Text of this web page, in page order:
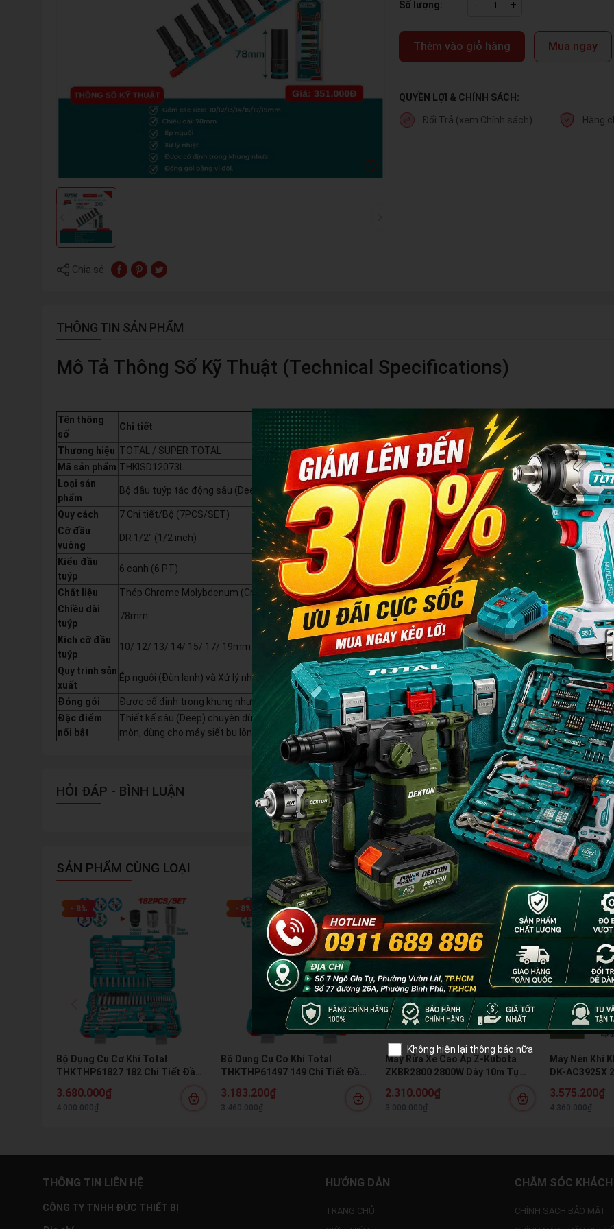
Chia sẻ
Số lượng: - +
Thêm vào giỏ hàng Mua ngay
QUYỀN LỢI & CHÍNH SÁCH:
Đổi Trả (xem Chính sách) Hàng
THÔNG TIN SẢN PHẨM
Mô Tả Thông Số Kỹ Thuật (Technical Specifications)
Tên thông
số
Chi tiết
Thương hiệu TOTAL / SUPER TOTAL
Mã sản phẩm THKISD12073L
Loại sản
phẩm
Bộ đầu tuýp tác động sâu (Deep Impact Socket Set)
Quy cách
7 Chi tiết/Bộ (7PCS/SET)
Cỡ đầu
vuông
DR 1/2" (1/2 inch)
Kiểu đầu
tuýp
6 cạnh (6 PT)
Chất liệu
Thép Chrome Molybdenum (Cr-Mo)
Chiều dài
tuýp
78mm
Kích cỡ đầu
tuýp
10/ 12/ 13/ 14/ 15/ 17/ 19mm
Quy trình sản
xuất
Ép nguội (Đùn lạnh) và Xử lý nhiệt (Heat Treatment)
Đóng gói
Được cố định trong khung nhựa, đóng gói bằng vỉ đôi
Đặc điểm
nổi bật
Thiết kế sâu (Deep) chuyên dùng cho bu lông dài hoặc khu vực sâu. Chất liệu Cr-Mo chịu lực tác động mạnh,
mòn, dùng cho máy siết bu lông/ốc vít impact.
HỎI ĐÁP - BÌNH LUẬN
SẢN PHẨM CÙNG LOẠI
- 8%
Bộ Dụng Cụ Cơ Khí Total
THKTHP61827 182 Chi Tiết Đầu
Nghiệp
3.680.000₫
4.000.000₫
- 8%
Bộ Dụng Cụ Cơ Khí Total
THKTHP61497 149 Chi Tiết Đầu
Nghiệp
3.183.200₫
3.460.000₫
Máy Rửa Xe Cao Áp Z-Kubota
ZKBR2800 2800W Dây 10m Tự
2.310.000₫
3.000.000₫
- 18%
Máy Nén Khí
DK-AC3925X
Lượng 175L/
3.575.200₫
4.360.000₫
THÔNG TIN LIÊN HỆ
CÔNG TY TNHH ĐỨC THIẾT BỊ
HƯỚNG DẪN
TRANG CHỦ
CHĂM SÓC
CHÍNH SÁCH BẢO MẬT
Không hiện lại thông báo nữa